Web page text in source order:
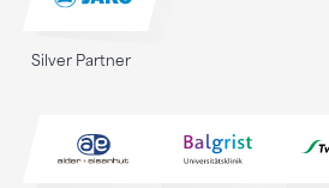
Silver Partner